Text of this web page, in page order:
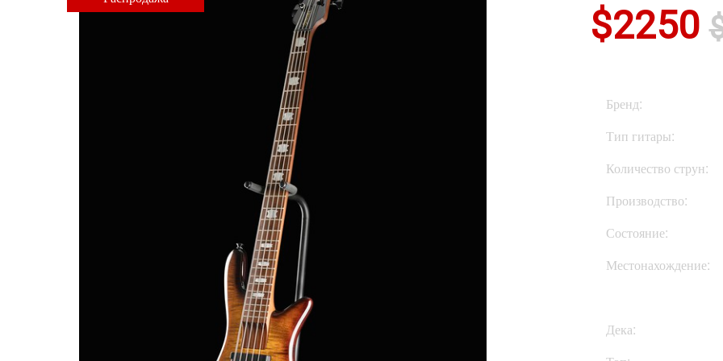
$2250
Бренд:
Тип гитары:
Количество струн:
Производство:
Состояние:
Местонахождение:
Дека: